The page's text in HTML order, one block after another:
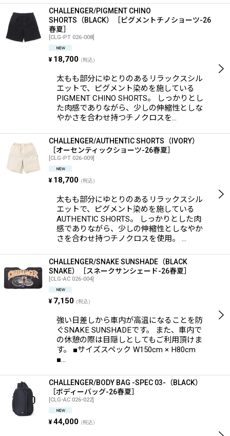
CHALLENGER/PIGMENT CHINO
SHORTS（BLACK）［ピグメントチノショーツ-26
春夏］
[CLG-PT 026-008]
¥ 18,700 (税込)
太もも部分にゆとりのあるリラックスシル
エットで、ピグメント染めを施している
PIGMENT CHINO SHORTS。 しっかりとし
た肉感でありながら、少しの伸縮性としな
やかさを合わせ持つチノクロスを…
CHALLENGER/AUTHENTIC SHORTS（IVORY）
［オーセンティックショーツ-26春夏］
[CLG-PT 026-009]
¥ 18,700 (税込)
太もも部分にゆとりのあるリラックスシル
エットで、ピグメント染めを施している
AUTHENTIC SHORTS。 しっかりとした肉
感でありながら、少しの伸縮性としなやか
さを合わせ持つチノクロスを使用。 …
CHALLENGER/SNAKE SUNSHADE（BLACK
SNAKE）［スネークサンシェード-26春夏］
[CLG-AC 026-004]
¥ 7,150 (税込)
強い日差しから車内が高温になることを防
ぐSNAKE SUNSHADEです。 また、車内で
の休憩の際は目隠しとしてもご利用頂けま
す。 ■サイズスペック W150cm × H80cm
■…
CHALLENGER/BODY BAG -SPEC 03-（BLACK）
［ボディーバッグ-26春夏］
[CLG-AC 026-022]
¥ 44,000 (税込)